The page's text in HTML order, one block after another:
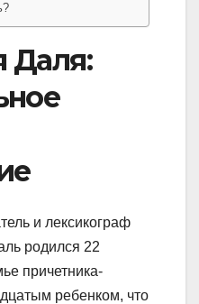
Даля:
и лексикограф
родился 22
причетника-
ребенком, что